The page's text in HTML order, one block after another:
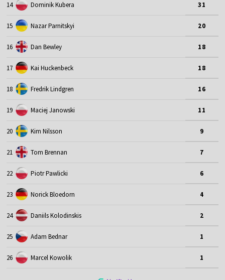
14 Dominik Kubera 31
15 Nazar Parnitskyi 20
16 Dan Bewley 18
17 Kai Huckenbeck 18
18 Fredrik Lindgren 16
19 Maciej Janowski 11
20 Kim Nilsson 9
21 Tom Brennan 7
22 Piotr Pawlicki 6
23 Norick Bloedorn 4
24 Daniils Kolodinskis 2
25 Adam Bednar 1
26 Marcel Kowolik 1